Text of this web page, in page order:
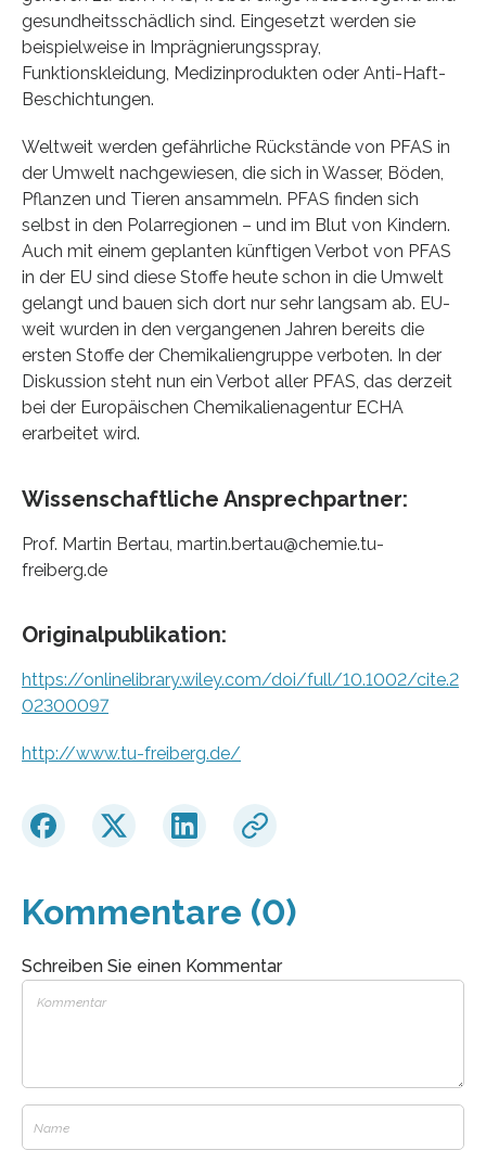
gesundheitsschädlich sind. Eingesetzt werden sie
beispielweise in Imprägnierungsspray,
Funktionskleidung, Medizinprodukten oder Anti-Haft-
Beschichtungen.
Weltweit werden gefährliche Rückstände von PFAS in
der Umwelt nachgewiesen, die sich in Wasser, Böden,
Pflanzen und Tieren ansammeln. PFAS finden sich
selbst in den Polarregionen – und im Blut von Kindern.
Auch mit einem geplanten künftigen Verbot von PFAS
in der EU sind diese Stoffe heute schon in die Umwelt
gelangt und bauen sich dort nur sehr langsam ab. EU-
weit wurden in den vergangenen Jahren bereits die
ersten Stoffe der Chemikaliengruppe verboten. In der
Diskussion steht nun ein Verbot aller PFAS, das derzeit
bei der Europäischen Chemikalienagentur ECHA
erarbeitet wird.
Wissenschaftliche Ansprechpartner:
Prof. Martin Bertau, martin.bertau@chemie.tu-
freiberg.de
Originalpublikation:
https://onlinelibrary.wiley.com/doi/full/10.1002/cite.2
02300097
http://www.tu-freiberg.de/
Kommentare (0)
Schreiben Sie einen Kommentar